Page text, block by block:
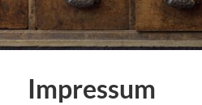
Impressum